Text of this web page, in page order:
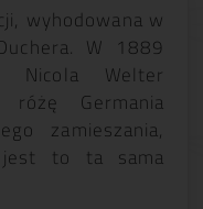
wyhodowana w
W 1889
Nicola Welter
różę Germania
zamieszania,
to ta sama